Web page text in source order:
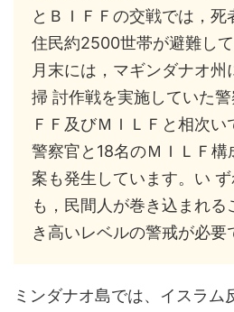
とＢＩＦＦの交戦では，
住民約2500世帯が避難し
月末には，マギンダナオ州
掃 討作戦を実施していた警
ＦＦ及びＭＩＬＦと相次
警察官と18名のＭＩＬＦ
案も発生しています。い
も，民間人が巻き込まれ
き高いレベルの警戒が必要
ミンダナオ島では、イスラム